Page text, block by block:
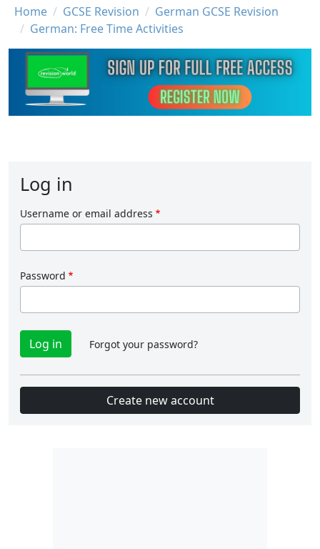
Breadcrumb
Home GCSE Revision
German GCSE Revision
German: Free Time Activities
Log in
Username or email address
Password
Forgot your password?
Create new account